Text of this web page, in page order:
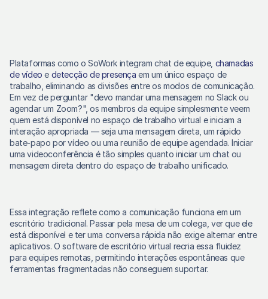
Plataformas como o SoWork integram chat de equipe, chamadas
de vídeo e detecção de presença em um único espaço de
trabalho, eliminando as divisões entre os modos de comunicação.
Em vez de perguntar "devo mandar uma mensagem no Slack ou
agendar um Zoom?", os membros da equipe simplesmente veem
quem está disponível no espaço de trabalho virtual e iniciam a
interação apropriada — seja uma mensagem direta, um rápido
bate-papo por vídeo ou uma reunião de equipe agendada. Iniciar
uma videoconferência é tão simples quanto iniciar um chat ou
mensagem direta dentro do espaço de trabalho unificado.
Essa integração reflete como a comunicação funciona em um
escritório tradicional. Passar pela mesa de um colega, ver que ele
está disponível e ter uma conversa rápida não exige alternar entre
aplicativos. O software de escritório virtual recria essa fluidez
para equipes remotas, permitindo interações espontâneas que
ferramentas fragmentadas não conseguem suportar.